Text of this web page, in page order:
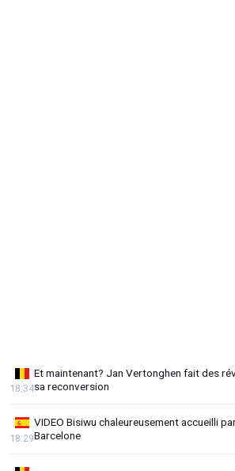
Et maintenant? Jan Vertonghen fait des
sa reconversion
18:34
VIDEO Bisiwu chaleureusement accueilli
Barcelone
18:29